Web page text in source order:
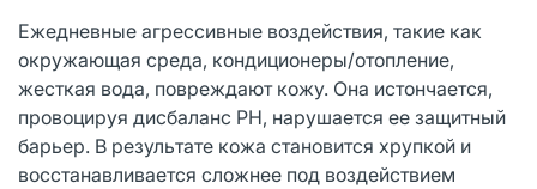
Ежедневные агрессивные воздействия, такие как
окружающая среда, кондиционеры/отопление,
жесткая вода, повреждают кожу. Она истончается,
провоцируя дисбаланс РН, нарушается ее защитный
барьер. В результате кожа становится хрупкой и
восстанавливается сложнее под воздействием